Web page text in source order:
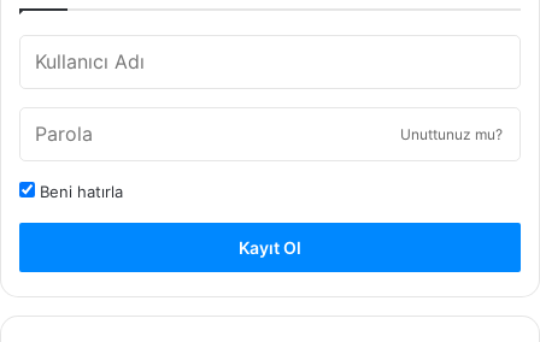
Unuttunuz mu?
Beni hatırla
Kayıt Ol